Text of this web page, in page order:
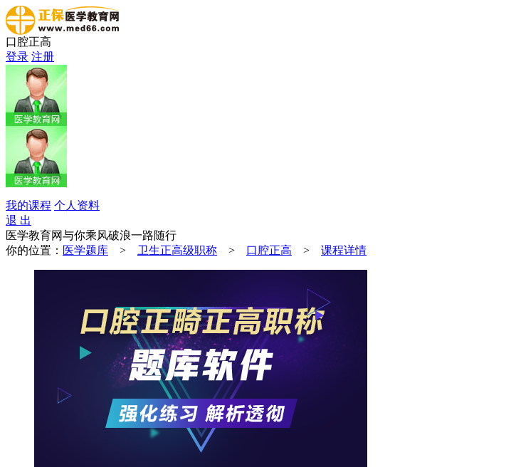
口腔正高
登录 注册
我的课程 个人资料
退 出
医学教育网与你乘风破浪一路随行
你的位置： 医学题库 > 卫生正高级职称 > 口腔正高 > 课程详情